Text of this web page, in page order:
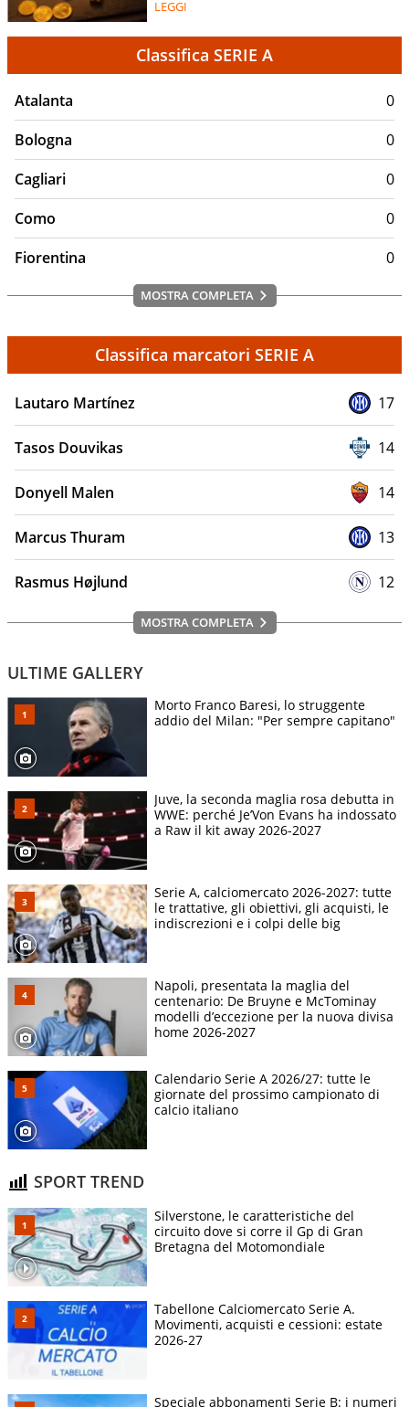
LEGGI
Classifica SERIE A
Atalanta
0
Bologna
0
Cagliari
0
Como
0
Fiorentina
0
MOSTRA COMPLETA
Classifica marcatori SERIE A
Lautaro Martínez 17
Tasos Douvikas 14
Donyell Malen 14
Marcus Thuram 13
Rasmus Højlund 12
MOSTRA COMPLETA
ULTIME GALLERY
Morto Franco Baresi, lo struggente
addio del Milan: "Per sempre capitano"
Juve, la seconda maglia rosa debutta in
WWE: perché Je’Von Evans ha indossato
a Raw il kit away 2026-2027
Serie A, calciomercato 2026-2027: tutte
le trattative, gli obiettivi, gli acquisti, le
indiscrezioni e i colpi delle big
Napoli, presentata la maglia del
centenario: De Bruyne e McTominay
modelli d’eccezione per la nuova divisa
home 2026-2027
Calendario Serie A 2026/27: tutte le
giornate del prossimo campionato di
calcio italiano
SPORT TREND
Silverstone, le caratteristiche del
circuito dove si corre il Gp di Gran
Bretagna del Motomondiale
Tabellone Calciomercato Serie A.
Movimenti, acquisti e cessioni: estate
2026-27
Speciale abbonamenti Serie B: i numeri